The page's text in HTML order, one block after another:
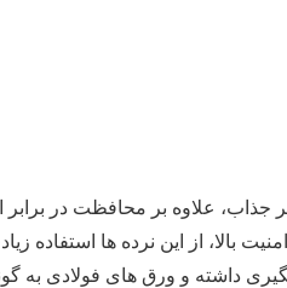
جذاب، علاوه بر محافظت در
بالا، از این نرده ها استفاده
داشته و ورق های فولادی به